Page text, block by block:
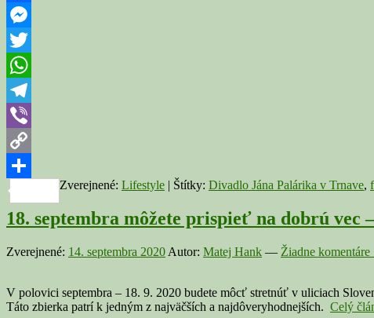
Facebook
Messenger
Twitter
WhatsApp
Telegram
Viber
Copy
Link
Share
Zverejnené: Lifestyle | Štítky: Divadlo Jána Palárika v Trnave,
18. septembra môžete prispieť na dobrú vec
Zverejnené: 14. septembra 2020 Autor: Matej Hank — Žiadne komentáre
V polovici septembra – 18. 9. 2020 budete môcť stretnúť v uliciach
Táto zbierka patrí k jedným z najväčších a najdôveryhodnejších. Celý